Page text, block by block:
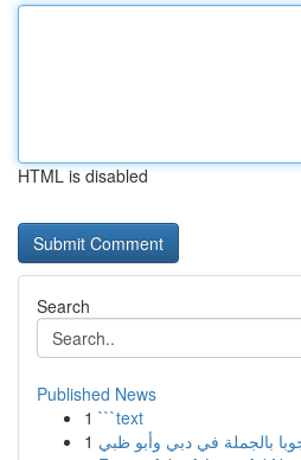
HTML is disabled
Search
Published News
1 ```text
1 بالجملة في دبي وأبو ظبي